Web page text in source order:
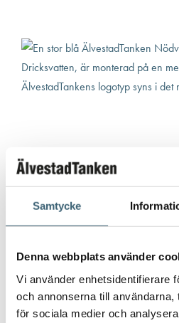
Samtycke
Denna webbplats använder
Vi använder enhetsidentifierare
och annonserna till användarna,
för sociala medier och
NÖDVATTENUTRUSTNING
ÄlvestadTanken
9 300kr